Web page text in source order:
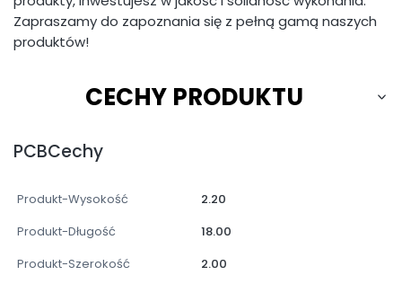
Zapraszamy do zapoznania się z pełną gamą naszych
produktów!
CECHY PRODUKTU
PCBCechy
Produkt-Wysokość
2.20
Produkt-Długość
18.00
Produkt-Szerokość
2.00